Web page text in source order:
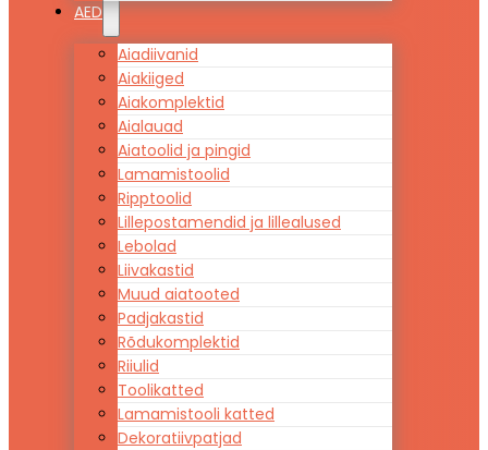
AED
Aiadiivanid
Aiakiiged
Aiakomplektid
Aialauad
Aiatoolid ja pingid
Lamamistoolid
Ripptoolid
Lillepostamendid ja lillealused
Lebolad
Liivakastid
Muud aiatooted
Padjakastid
Rõdukomplektid
Riiulid
Toolikatted
Lamamistooli katted
Dekoratiivpatjad